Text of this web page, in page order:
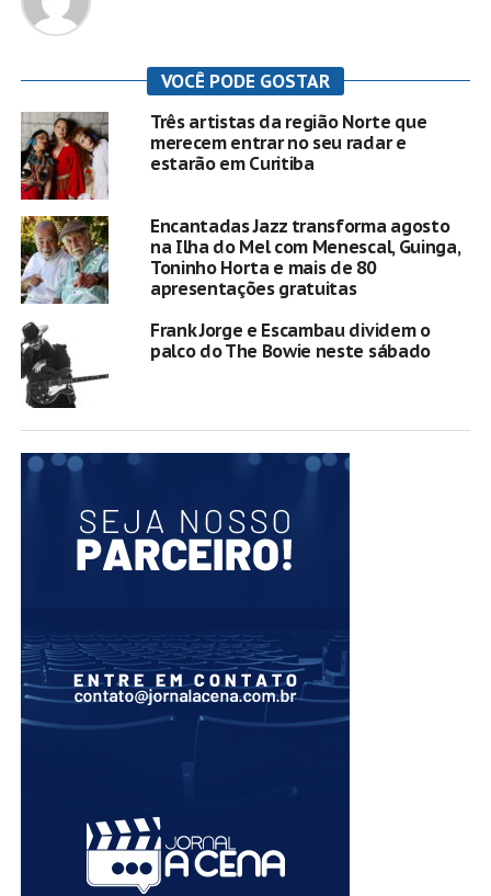
VOCÊ PODE GOSTAR
Três artistas da região Norte que
merecem entrar no seu radar e
estarão em Curitiba
Encantadas Jazz transforma agosto
na Ilha do Mel com Menescal, Guinga,
Toninho Horta e mais de 80
apresentações gratuitas
Frank Jorge e Escambau dividem o
palco do The Bowie neste sábado